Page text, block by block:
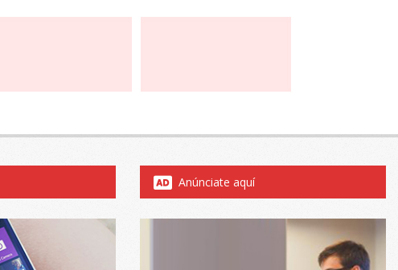
Anúnciate aquí